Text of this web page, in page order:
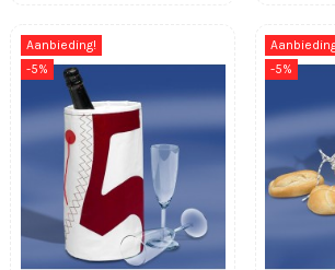
Aanbieding!
-5%
-5%